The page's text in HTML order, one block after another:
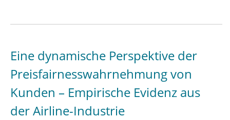
zum
von
Parkhäusern“
Eine dynamische Perspektive der
Preisfairnesswahrnehmung von
Kunden – Empirische Evidenz aus
der Airline-Industrie